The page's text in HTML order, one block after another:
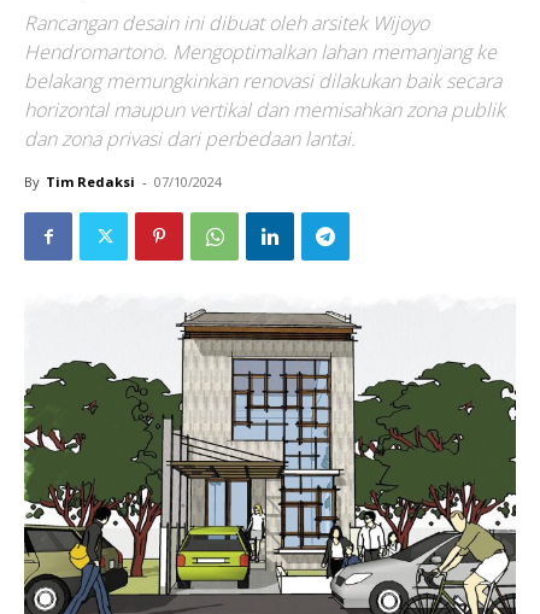
Rancangan desain ini dibuat oleh arsitek Wijoyo
Hendromartono. Mengoptimalkan lahan memanjang ke
belakang memungkinkan renovasi dilakukan baik se­cara
horizontal maupun vertikal dan memisahkan zona publik
dan zona privasi dari perbedaan lantai.
By Tim Redaksi - 07/10/2024